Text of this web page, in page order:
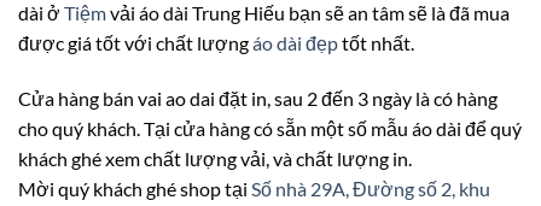
dài ở Tiệmvải áo dài Trung Hiếu bạn sẽ an tâm sẽ là đã mua
được giá tốt với chất lượngáo dài đẹptốt nhất.
Cửa hàng bán vai ao dai đặt in, sau 2 đến 3 ngày là có hàng
cho quý khách. Tại cửa hàng có sẵn một số mẫu áo dài để quý
khách ghé xem chất lượng vải, và chất lượng in.
Mời quý khách ghé shop tại Số nhà 29A, Đường số 2, khu